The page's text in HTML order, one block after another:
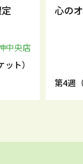
中央店
ト）
心の
第4週